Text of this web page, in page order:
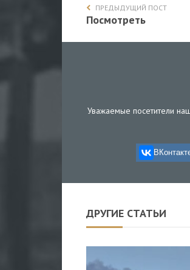
ПРЕДЫДУЩИЙ ПОСТ
Посмотреть
Уважаемые посетители
ДРУГИЕ СТАТЬИ